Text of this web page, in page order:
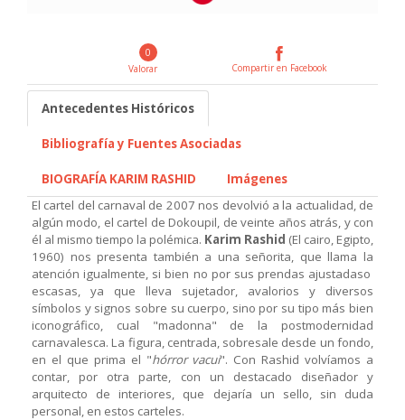
0
Valorar
Compartir en Facebook
Antecedentes Históricos
Bibliografía y Fuentes Asociadas
BIOGRAFÍA KARIM RASHID
Imágenes
El cartel del carnaval de 2007 nos devolvió a la actualidad, de
algún modo, el cartel de Dokoupil, de veinte años atrás, y con
él al mismo tiempo la polémica. Karim Rashid (El cairo, Egipto,
1960) nos presenta también a una señorita, que llama la
atención igualmente, si bien no por sus prendas ajustadaso
escasas, ya que lleva sujetador, avalorios y diversos
símbolos y signos sobre su cuerpo, sino por su tipo más bien
iconográfico, cual "madonna" de la postmodernidad
carnavalesca. La figura, centrada, sobresale desde un fondo,
en el que prima el "hórror vacui". Con Rashid volvíamos a
contar, por otra parte, con un destacado diseñador y
arquitecto de interiores, que dejaría un sello, sin duda
personal, en estos carteles.